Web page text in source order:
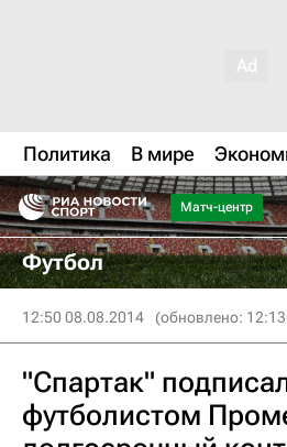
Политика В мире
Матч-центр
Футбол
12:50 08.08.2014 (обновлено:
"Спартак"
футболистом